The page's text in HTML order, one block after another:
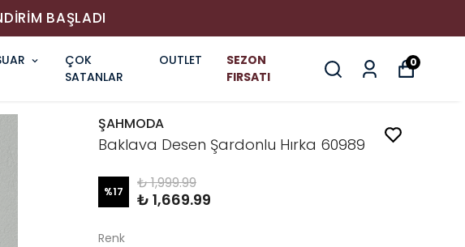
BAŞLADI
ÇOK
SATANLAR
OUTLET
SEZON
FIRSATI
0
ŞAHMODA
Baklava Desen Şardonlu Hırka 60989
%17 ₺ 1,999.99
₺ 1,669.99
Renk